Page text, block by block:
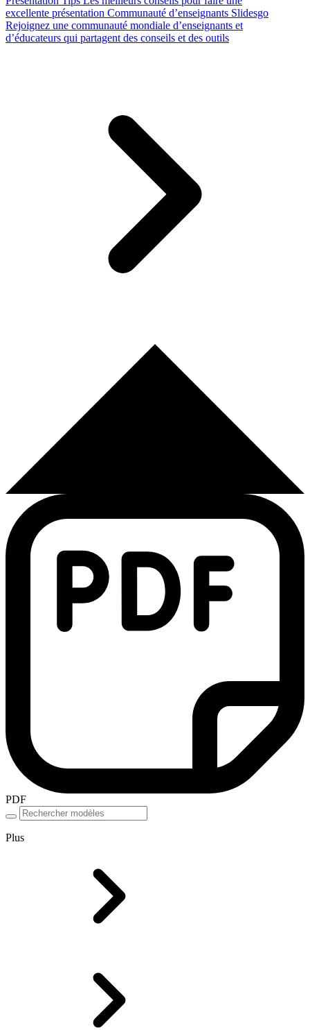
excellente présentation Communauté d’enseignants Slidesgo
Rejoignez une communauté mondiale d’enseignants et
d’éducateurs qui partagent des conseils et des outils
PDF
Plus